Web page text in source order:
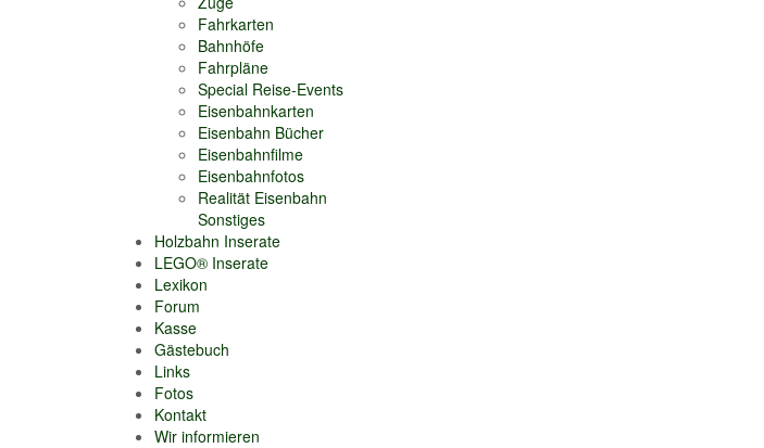
Fahrkarten
Bahnhöfe
Fahrpläne
Special Reise-Events
Eisenbahnkarten
Eisenbahn Bücher
Eisenbahnfilme
Eisenbahnfotos
Realität Eisenbahn
Sonstiges
Holzbahn Inserate
LEGO® Inserate
Lexikon
Forum
Kasse
Gästebuch
Links
Fotos
Kontakt
Wir informieren